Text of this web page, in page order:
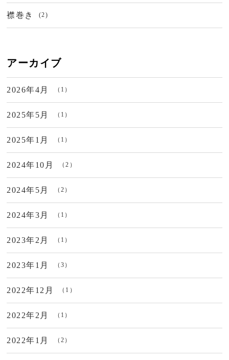
襟巻き (2)
アーカイブ
2026年4月 （1）
2025年5月 （1）
2025年1月 （1）
2024年10月 （2）
2024年5月 （2）
2024年3月 （1）
2023年2月 （1）
2023年1月 （3）
2022年12月 （1）
2022年2月 （1）
2022年1月 （2）